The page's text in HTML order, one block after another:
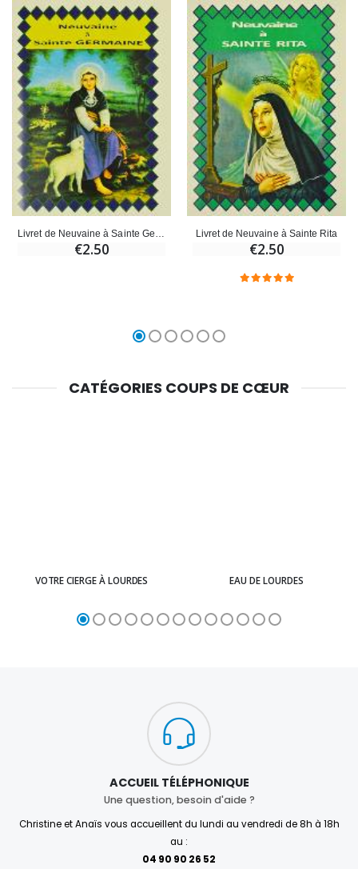
€2.50
Livret de Neuvaine à Sainte Rita
€2.50
CATÉGORIES COUPS DE CŒUR
VOTRE CIERGE À LOURDES EAU DE LOURDES
ACCUEIL TÉLÉPHONIQUE
Une question, besoin d'aide ?
Christine et Anaïs vous accueillent du lundi au vendredi de 8h à 18h
au :
04 90 90 26 52